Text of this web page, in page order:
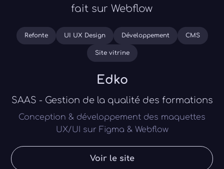
Refonte UI UX Design Développement CMS
Site vitrine
Edko
SAAS - Gestion de la qualité des formations
Conception & développement des maquettes
UX/UI sur Figma & Webflow
Voir le site